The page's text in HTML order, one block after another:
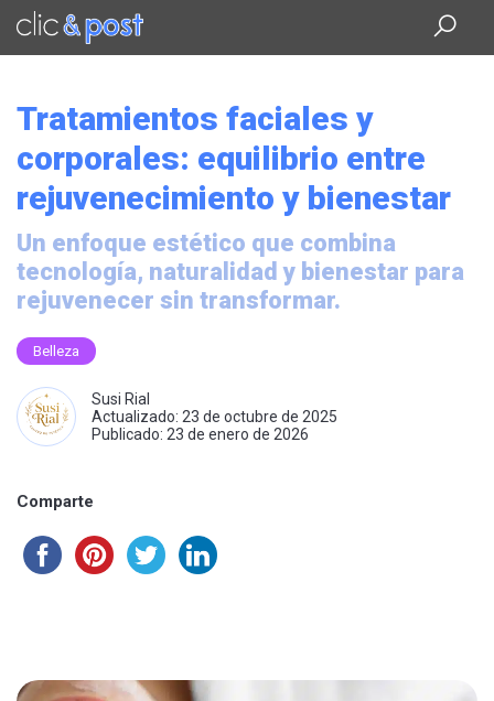
Saltar
contenido
Tratamientos faciales y
corporales: equilibrio entre
rejuvenecimiento y bienestar
Un enfoque estético que combina
tecnología, naturalidad y bienestar para
rejuvenecer sin transformar.
Belleza
Susi Rial
Actualizado: 23 de octubre de 2025
Publicado: 23 de enero de 2026
Comparte